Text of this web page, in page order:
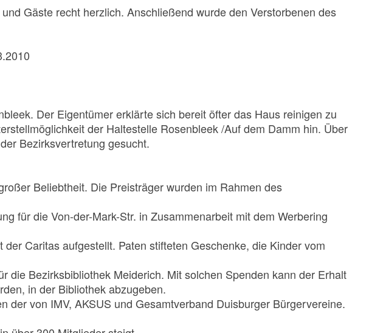
Gäste recht herzlich. Anschließend wurde den Verstorbenen des
Der Eigentümer erklärte sich bereit öfter das Haus reinigen zu
der Haltestelle Rosenbleek /Auf dem Damm hin. Über
Bezirksvertretung gesucht.
Beliebtheit. Die Preisträger wurden im Rahmen des
für die Von-der-Mark-Str. in Zusammenarbeit mit dem Werbering
Caritas aufgestellt. Paten stifteten Geschenke, die Kinder vom
Bezirksbibliothek Meiderich. Mit solchen Spenden kann der Erhalt
in der Bibliothek abzugeben.
von IMV, AKSUS und Gesamtverband Duisburger Bürgervereine.